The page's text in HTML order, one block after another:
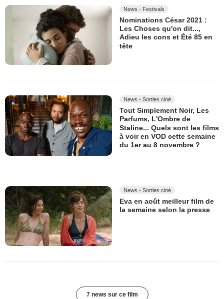
News - Festivals
Nominations César 2021 :
Les Choses qu'on dit...,
Adieu les cons et Été 85 en
tête
News - Sorties ciné
Tout Simplement Noir, Les
Parfums, L'Ombre de
Staline... Quels sont les films
à voir en VOD cette semaine
du 1er au 8 novembre ?
News - Sorties ciné
Eva en août meilleur film de
la semaine selon la presse
7 news sur ce film